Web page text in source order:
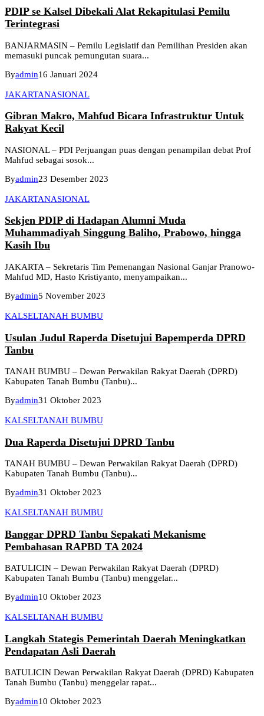
PDIP se Kalsel Dibekali Alat Rekapitulasi Pemilu
Terintegrasi
BANJARMASIN – Pemilu Legislatif dan Pemilihan Presiden akan
memasuki puncak pemungutan suara...
Byadmin16 Januari 2024
JAKARTANASIONAL
Gibran Makro, Mahfud Bicara Infrastruktur Untuk
Rakyat Kecil
NASIONAL – PDI Perjuangan puas dengan penampilan debat Prof
Mahfud sebagai sosok...
Byadmin23 Desember 2023
JAKARTANASIONAL
Sekjen PDIP di Hadapan Alumni Muda
Muhammadiyah Singgung Baliho, Prabowo, hingga
Kasih Ibu
JAKARTA – Sekretaris Tim Pemenangan Nasional Ganjar Pranowo-
Mahfud MD, Hasto Kristiyanto, menyampaikan...
Byadmin5 November 2023
KALSELTANAH BUMBU
Usulan Judul Raperda Disetujui Bapemperda DPRD
Tanbu
TANAH BUMBU – Dewan Perwakilan Rakyat Daerah (DPRD)
Kabupaten Tanah Bumbu (Tanbu)...
Byadmin31 Oktober 2023
KALSELTANAH BUMBU
Dua Raperda Disetujui DPRD Tanbu
TANAH BUMBU – Dewan Perwakilan Rakyat Daerah (DPRD)
Kabupaten Tanah Bumbu (Tanbu)...
Byadmin31 Oktober 2023
KALSELTANAH BUMBU
Banggar DPRD Tanbu Sepakati Mekanisme
Pembahasan RAPBD TA 2024
BATULICIN – Dewan Perwakilan Rakyat Daerah (DPRD)
Kabupaten Tanah Bumbu (Tanbu) menggelar...
Byadmin10 Oktober 2023
KALSELTANAH BUMBU
Langkah Stategis Pemerintah Daerah Meningkatkan
Pendapatan Asli Daerah
BATULICIN Dewan Perwakilan Rakyat Daerah (DPRD) Kabupaten
Tanah Bumbu (Tanbu) menggelar rapat...
Byadmin10 Oktober 2023